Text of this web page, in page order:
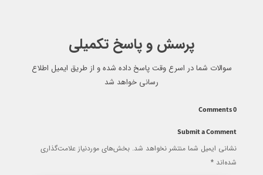
پرسش و پاسخ تکمیلی
سوالات شما در اسرع وقت پاسخ داده شده و از طریق ایمیل اطلاع
رسانی خواهد شد
0 Comments
Submit a Comment
نشانی ایمیل شما منتشر نخواهد شد. بخش‌های موردنیاز علامت‌گذاری
شده‌اند *